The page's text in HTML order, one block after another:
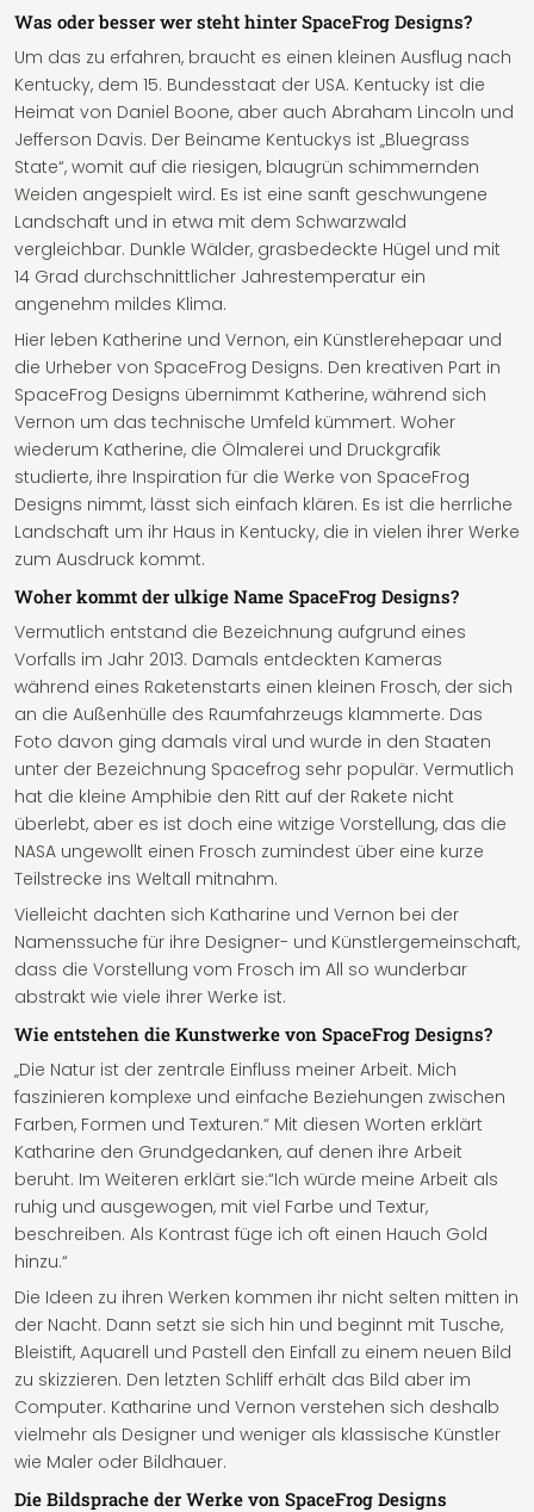
Was oder besser wer steht hinter SpaceFrog Designs?
Um das zu erfahren, braucht es einen kleinen Ausflug nach
Kentucky, dem 15. Bundesstaat der USA. Kentucky ist die
Heimat von Daniel Boone, aber auch Abraham Lincoln und
Jefferson Davis. Der Beiname Kentuckys ist „Bluegrass
State“, womit auf die riesigen, blaugrün schimmernden
Weiden angespielt wird. Es ist eine sanft geschwungene
Landschaft und in etwa mit dem Schwarzwald
vergleichbar. Dunkle Wälder, grasbedeckte Hügel und mit
14 Grad durchschnittlicher Jahrestemperatur ein
angenehm mildes Klima.
Hier leben Katherine und Vernon, ein Künstlerehepaar und
die Urheber von SpaceFrog Designs. Den kreativen Part in
SpaceFrog Designs übernimmt Katherine, während sich
Vernon um das technische Umfeld kümmert. Woher
wiederum Katherine, die Ölmalerei und Druckgrafik
studierte, ihre Inspiration für die Werke von SpaceFrog
Designs nimmt, lässt sich einfach klären. Es ist die herrliche
Landschaft um ihr Haus in Kentucky, die in vielen ihrer Werke
zum Ausdruck kommt.
Woher kommt der ulkige Name SpaceFrog Designs?
Vermutlich entstand die Bezeichnung aufgrund eines
Vorfalls im Jahr 2013. Damals entdeckten Kameras
während eines Raketenstarts einen kleinen Frosch, der sich
an die Außenhülle des Raumfahrzeugs klammerte. Das
Foto davon ging damals viral und wurde in den Staaten
unter der Bezeichnung Spacefrog sehr populär. Vermutlich
hat die kleine Amphibie den Ritt auf der Rakete nicht
überlebt, aber es ist doch eine witzige Vorstellung, das die
NASA ungewollt einen Frosch zumindest über eine kurze
Teilstrecke ins Weltall mitnahm.
Vielleicht dachten sich Katharine und Vernon bei der
Namenssuche für ihre Designer- und Künstlergemeinschaft,
dass die Vorstellung vom Frosch im All so wunderbar
abstrakt wie viele ihrer Werke ist.
Wie entstehen die Kunstwerke von SpaceFrog Designs?
„Die Natur ist der zentrale Einfluss meiner Arbeit. Mich
faszinieren komplexe und einfache Beziehungen zwischen
Farben, Formen und Texturen.“ Mit diesen Worten erklärt
Katharine den Grundgedanken, auf denen ihre Arbeit
beruht. Im Weiteren erklärt sie:“Ich würde meine Arbeit als
ruhig und ausgewogen, mit viel Farbe und Textur,
beschreiben. Als Kontrast füge ich oft einen Hauch Gold
hinzu.“
Die Ideen zu ihren Werken kommen ihr nicht selten mitten in
der Nacht. Dann setzt sie sich hin und beginnt mit Tusche,
Bleistift, Aquarell und Pastell den Einfall zu einem neuen Bild
zu skizzieren. Den letzten Schliff erhält das Bild aber im
Computer. Katharine und Vernon verstehen sich deshalb
vielmehr als Designer und weniger als klassische Künstler
wie Maler oder Bildhauer.
Die Bildsprache der Werke von SpaceFrog Designs